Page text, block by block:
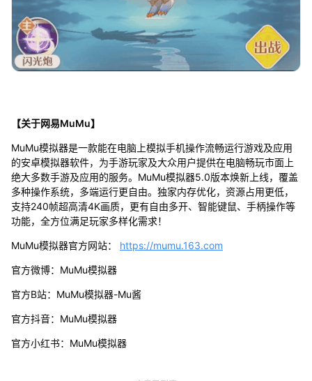
【关于网易MuMu】
MuMu模拟器是一款能在电脑上模拟手机操作流畅运行游戏及应用
的安卓模拟器软件，为手游玩家及大众用户提供在电脑畅玩市面上
绝大多数手游及应用的服务。MuMu模拟器5.0版本焕新上线，覆盖
多种操作系统，多端运行更自由。独家内存优化，资源占用更低，
支持240帧超高清4K画质，更有自由多开、智能键鼠、手柄操作等
功能，全方位满足玩家多样化需求！
MuMu模拟器官方网站： https://mumu.163.com
官方微博：MuMu模拟器
官方B站：MuMu模拟器-Mu酱
官方抖音：MuMu模拟器
官方小红书：MuMu模拟器